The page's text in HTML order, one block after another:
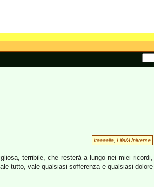
Itaaaalia Life&Universe
terribile, che resterà a lungo nei miei ricordi,
tutto, vale qualsiasi sofferenza e qualsiasi dolore